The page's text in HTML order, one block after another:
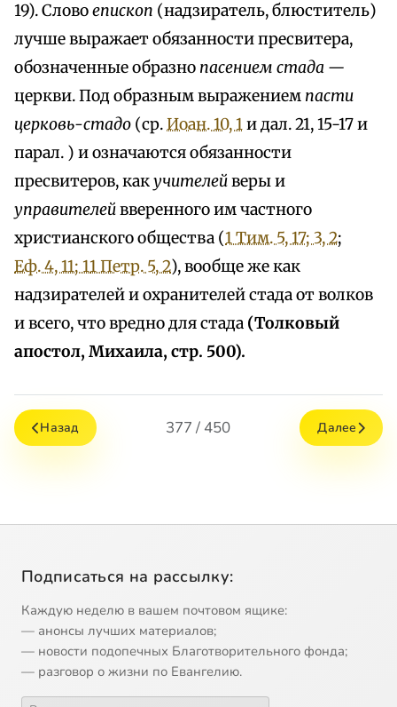
19). Словоепископ (надзиратель, блюститель)
лучше выражает обязанности пресвитера,
обозначенные образно пасением стада —
церкви. Под образным выражением пасти
церковь-стадо (ср.Иоан. 10, 1и дал. 21, 15-17 и
парал. ) и означаются обязанности
пресвитеров, какучителейверы и
управителейвверенного им частного
христианского общества (1 Тим. 5, 17; 3, 2;
Еф. 4, 11; 11 Петр. 5, 2), вообще же как
надзирателей и охранителей стада от волков
и всего, что вредно для стада (Толковый
апостол, Михаила, стр. 500).
Назад 377 / 450 Далее
Подписаться на рассылку:
Каждую неделю в вашем почтовом ящике:
— анонсы лучших материалов;
— новости подопечных Благотворительного фонда;
— разговор о жизни по Евангелию.